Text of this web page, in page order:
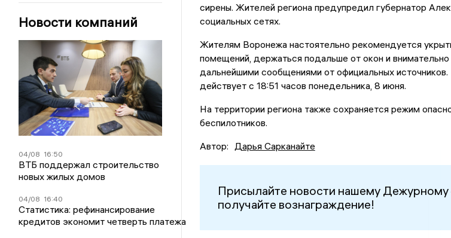
Новости компаний
04/08 16:50
ВТБ поддержал строительство
новых жилых домов
04/08 16:40
Статистика: рефинансирование
кредитов экономит четверть платежа
сирены. Жителей региона предупредил губернатор
социальных сетях.
Жителям Воронежа настоятельно рекомендуется
помещений, держаться подальше от окон и
дальнейшими сообщениями от официальных
действует с 18:51 часов понедельника, 8 июня.
На территории региона также сохраняется режим
беспилотников.
Автор: Дарья Сарканайте
Присылайте новости нашему Дежурному
получайте вознаграждение!